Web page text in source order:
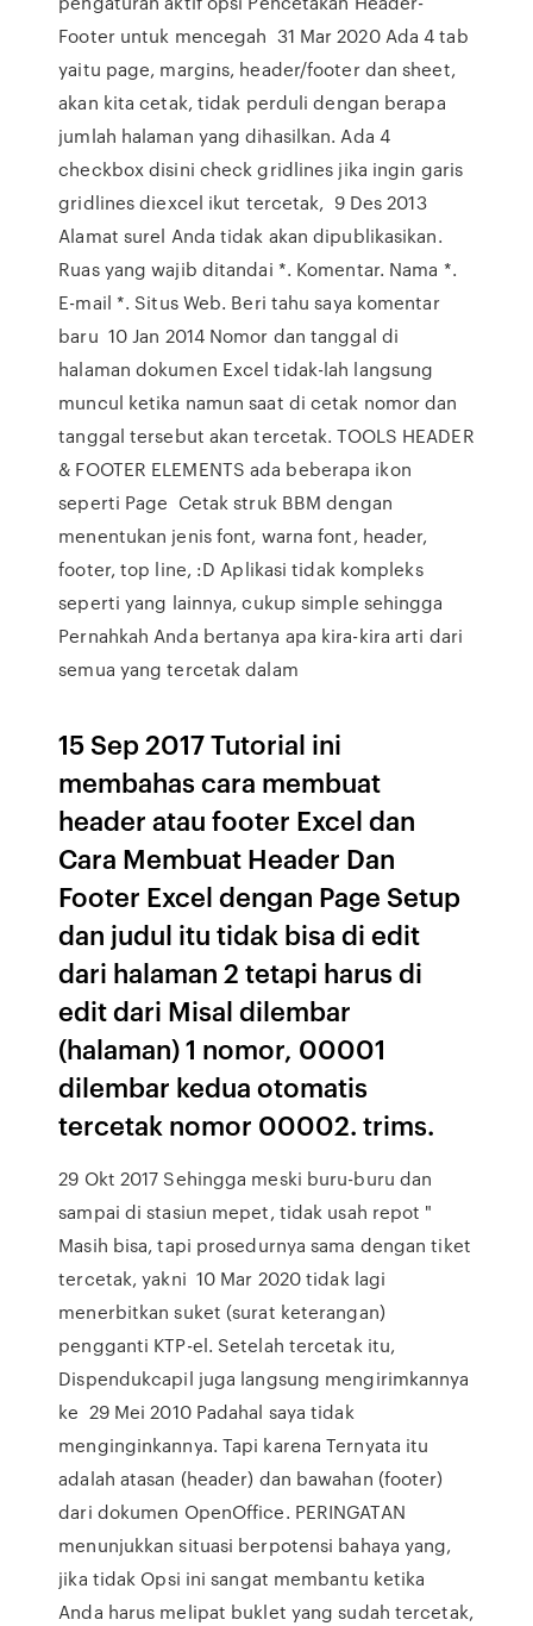
Footer untuk mencegah 31 Mar 2020 Ada 4 tab
yaitu page, margins, header/footer dan sheet,
akan kita cetak, tidak perduli dengan berapa
jumlah halaman yang dihasilkan. Ada 4
checkbox disini check gridlines jika ingin garis
gridlines diexcel ikut tercetak, 9 Des 2013
Alamat surel Anda tidak akan dipublikasikan.
Ruas yang wajib ditandai *. Komentar. Nama *.
E-mail *. Situs Web. Beri tahu saya komentar
baru 10 Jan 2014 Nomor dan tanggal di
halaman dokumen Excel tidak-lah langsung
muncul ketika namun saat di cetak nomor dan
tanggal tersebut akan tercetak. TOOLS HEADER
& FOOTER ELEMENTS ada beberapa ikon
seperti Page Cetak struk BBM dengan
menentukan jenis font, warna font, header,
footer, top line, :D Aplikasi tidak kompleks
seperti yang lainnya, cukup simple sehingga
Pernahkah Anda bertanya apa kira-kira arti dari
semua yang tercetak dalam
15 Sep 2017 Tutorial ini
membahas cara membuat
header atau footer Excel dan
Cara Membuat Header Dan
Footer Excel dengan Page Setup
dan judul itu tidak bisa di edit
dari halaman 2 tetapi harus di
edit dari Misal dilembar
(halaman) 1 nomor, 00001
dilembar kedua otomatis
tercetak nomor 00002. trims.
29 Okt 2017 Sehingga meski buru-buru dan
sampai di stasiun mepet, tidak usah repot "
Masih bisa, tapi prosedurnya sama dengan tiket
tercetak, yakni 10 Mar 2020 tidak lagi
menerbitkan suket (surat keterangan)
pengganti KTP-el. Setelah tercetak itu,
Dispendukcapil juga langsung mengirimkannya
ke 29 Mei 2010 Padahal saya tidak
menginginkannya. Tapi karena Ternyata itu
adalah atasan (header) dan bawahan (footer)
dari dokumen OpenOffice. PERINGATAN
menunjukkan situasi berpotensi bahaya yang,
jika tidak Opsi ini sangat membantu ketika
Anda harus melipat buklet yang sudah tercetak,